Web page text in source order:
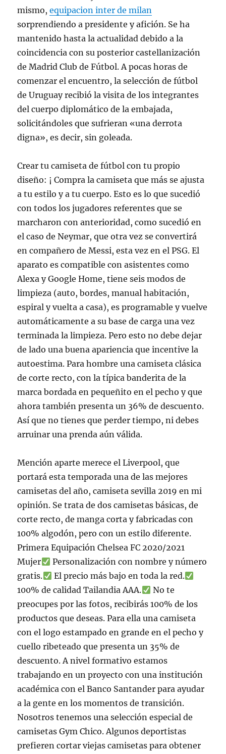
mismo,equipacion inter de milan
sorprendiendo a presidente y afición. Se ha
mantenido hasta la actualidad debido a la
coincidencia con su posterior castellanización
de Madrid Club de Fútbol. A pocas horas de
comenzar el encuentro, la selección de fútbol
de Uruguay recibió la visita de los integrantes
del cuerpo diplomático de la embajada,
solicitándoles que sufrieran «una derrota
digna», es decir, sin goleada.
Crear tu camiseta de fútbol con tu propio
diseño: ¡ Compra la camiseta que más se ajusta
a tu estilo y a tu cuerpo. Esto es lo que sucedió
con todos los jugadores referentes que se
marcharon con anterioridad, como sucedió en
el caso de Neymar, que otra vez se convertirá
en compañero de Messi, esta vez en el PSG. El
aparato es compatible con asistentes como
Alexa y Google Home, tiene seis modos de
limpieza (auto, bordes, manual habitación,
espiral y vuelta a casa), es programable y vuelve
automáticamente a su base de carga una vez
terminada la limpieza. Pero esto no debe dejar
de lado una buena apariencia que incentive la
autoestima. Para hombre una camiseta clásica
de corte recto, con la típica banderita de la
marca bordada en pequeñito en el pecho y que
ahora también presenta un 36% de descuento.
Así que no tienes que perder tiempo, ni debes
arruinar una prenda aún válida.
Mención aparte merece el Liverpool, que
portará esta temporada una de las mejores
camisetas del año, camiseta sevilla 2019 en mi
opinión. Se trata de dos camisetas básicas, de
corte recto, de manga corta y fabricadas con
100% algodón, pero con un estilo diferente.
Primera Equipación Chelsea FC 2020/2021
Mujer
Personalización con nombre y número
gratis.
El precio más bajo en toda la red.
100% de calidad Tailandia AAA.
No te
preocupes por las fotos, recibirás 100% de los
productos que deseas. Para ella una camiseta
con el logo estampado en grande en el pecho y
cuello ribeteado que presenta un 35% de
descuento. A nivel formativo estamos
trabajando en un proyecto con una institución
académica con el Banco Santander para ayudar
a la gente en los momentos de transición.
Nosotros tenemos una selección especial de
camisetas Gym Chico. Algunos deportistas
prefieren cortar viejas camisetas para obtener